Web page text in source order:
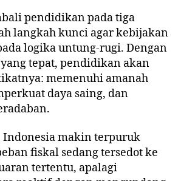
pendidikan pada tiga
langkah kunci agar kebijakan
logika untung-rugi. Dengan
tepat, pendidikan akan
memenuhi amanah
daya saing, dan
Indonesia makin terpuruk
fiskal sedang tersedot ke
tertentu, apalagi